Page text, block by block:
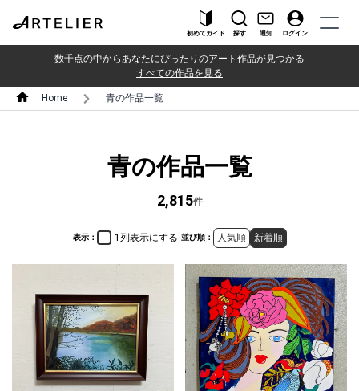
初めてガイド 探す 通知 ログイン
数千点の中からあなたにぴったりのアート作品が見つかる
すべての作品を見る
Home 青の作品一覧
青の作品一覧
2,815件
表示： 1列表示にする 並び順： 人気順 新着順